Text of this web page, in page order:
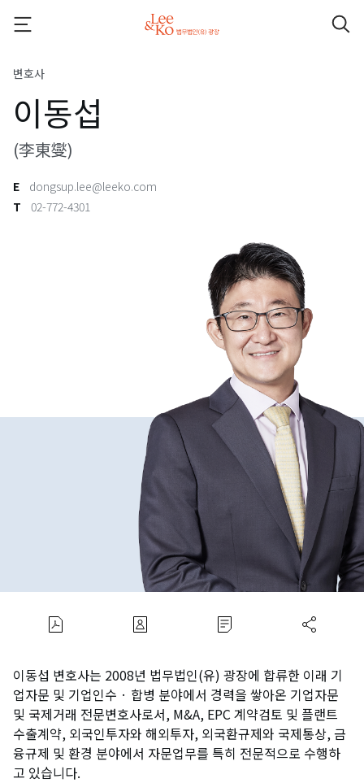
변호사
이동섭
(李東燮)
E
dongsup.lee@leeko.com
T
02-772-4301
이동섭 변호사는 2008년 법무법인(유) 광장에 합류한 이래 기
업자문 및 기업인수 · 합병 분야에서 경력을 쌓아온 기업자문
및 국제거래 전문변호사로서, M&A, EPC 계약검토 및 플랜트
수출계약, 외국인투자와 해외투자, 외국환규제와 국제통상, 금
융규제 및 환경 분야에서 자문업무를 특히 전문적으로 수행하
고 있습니다.